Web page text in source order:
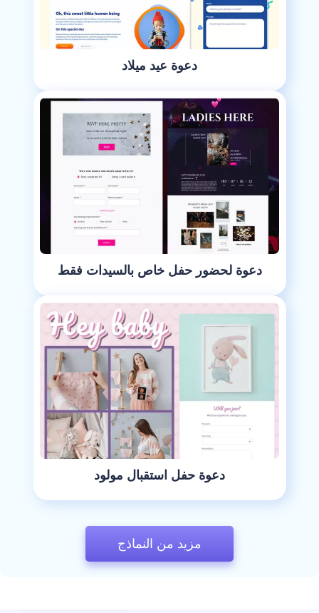
دعوة عيد ميلاد
دعوة لحضور حفل خاص بالسيدات فقط
دعوة حفل استقبال مولود
مزيد من النماذج